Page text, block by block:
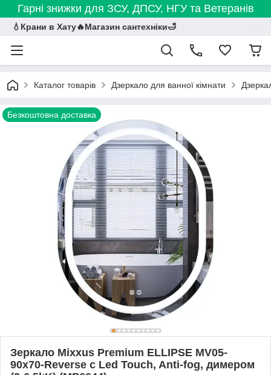
Гарні знижки для ЗСУ, ДПСУ, НГУ та Ветеранів
💧Крани в Хату🔥Магазин сантехніки🛁
Каталог товарів Дзеркало для ванної кімнати
Безкоштовна доставка
Зеркало Mixxus Premium ELLIPSE MV05-
90x70-Reverse с Led Touch, Anti-fog, димером